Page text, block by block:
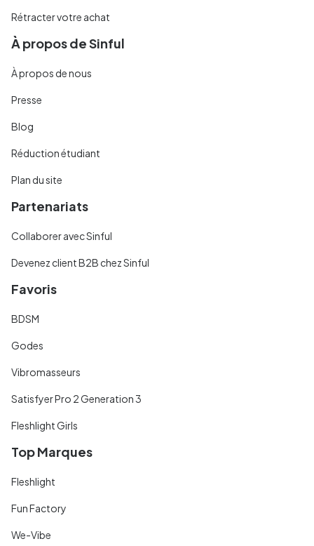
Rétracter votre achat
À propos de Sinful
À propos de nous
Presse
Blog
Réduction étudiant
Plan du site
Partenariats
Collaborer avec Sinful
Devenez client B2B chez Sinful
Favoris
BDSM
Godes
Vibromasseurs
Satisfyer Pro 2 Generation 3
Fleshlight Girls
Top Marques
Fleshlight
Fun Factory
We-Vibe